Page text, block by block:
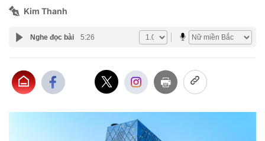
Kim Thanh
Nghe đọc bài 5:26